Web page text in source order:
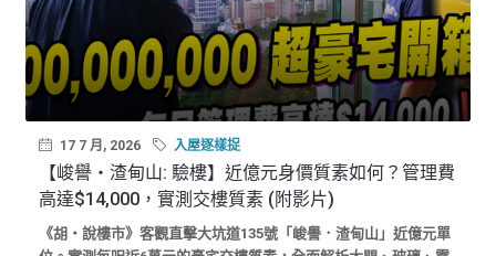
17 7 月, 2026 入屋逐樣捉
【峻譽‧渣甸山: 驗樓】近億元身價質素如何？管理費
高達$14,000，實測交樓質素 (附影片)
《胡‧說樓市》客觀直擊大坑道135號「峻譽．渣甸山」近億元單